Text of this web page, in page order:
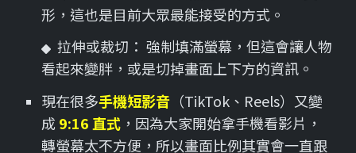
形，這也是目前大眾最能接受的方式。
拉伸或裁切： 強制填滿螢幕，但這會讓人物
看起來變胖，或是切掉畫面上下方的資訊。
現在很多手機短影音 （TikTok、Reels）又變
成 9:16 直式 ，因為大家開始拿手機看影片，
轉螢幕太不方便，所以畫面比例其實會一直跟